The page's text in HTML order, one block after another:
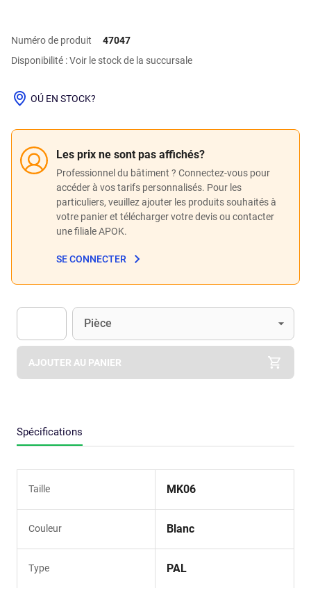
Numéro de produit
47047
Disponibilité : Voir le stock de la succursale
Les prix ne sont pas affichés?
Professionnel du bâtiment ? Connectez-vous pour
accéder à vos tarifs personnalisés. Pour les
particuliers, veuillez ajouter les produits souhaités à
votre panier et télécharger votre devis ou contacter
une filiale APOK.
SE CONNECTER
OÚ EN STOCK?
Apok.Product.Detail.AddToCart.Quantity (Optionnel)
Unité
Pièce
AJOUTER AU PANIER
Spécifications
Taille MK06
Couleur Blanc
Type PAL